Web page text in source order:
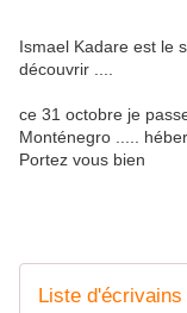
Ismael Kadare est le
découvrir ....
ce 31 octobre je
Monténegro .....
Portez vous bien